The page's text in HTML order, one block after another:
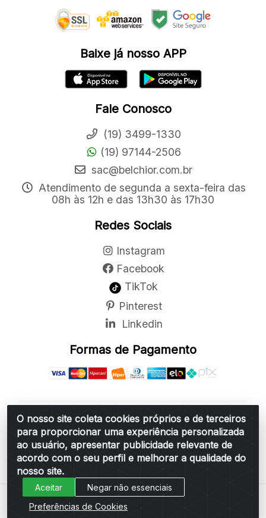
O nosso site coleta cookies próprios e de terceiros
para proporcionar uma experiência personalizada
ao usuário, apresentar publicidade relevante de
acordo com o seu perfil e melhorar a qualidade do
nosso site.
Aceitar
Negar não essenciais
Preferências de Cookies
Baixe já nosso APP
Fale Conosco
(19) 3499-1330
(19) 97144-2506
sac@belchior.com.br
Atendimento de segunda a sexta-feira das
08h às 12h e das 13h30 às 17h30
Redes Sociais
Instagram
Facebook
TikTok
Pinterest
Linkedin
Formas de Pagamento
Belchior Cortinas e Acessórios LTDA - R: Rua
Vereador Sérgio Leopoldino Alves, 876 - Santa
Bárbara d'Oeste/SP - CEP 13.456-166 - CNPJ
06.314.073/0001-34